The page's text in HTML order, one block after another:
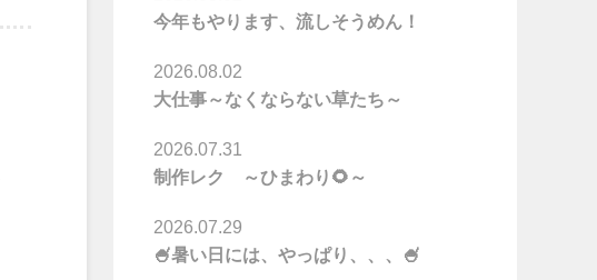
今年もやります、流しそうめん！
大仕事～なくならない草たち～
2026.08.02
制作レク ～ひまわり🌻～
2026.07.31
🍧暑い日には、やっぱり、、、🍧
2026.07.29